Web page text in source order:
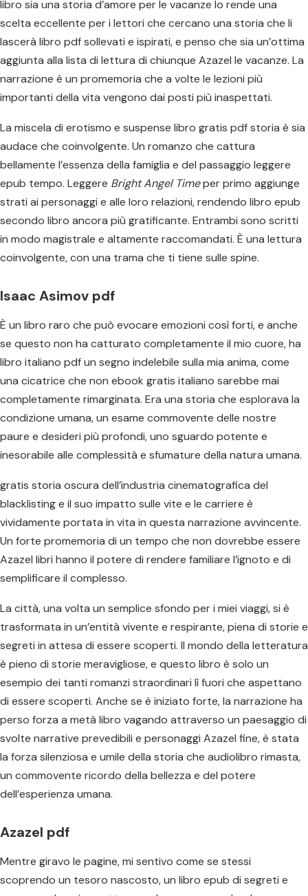
libro sia una storia d’amore per le vacanze lo rende una
scelta eccellente per i lettori che cercano una storia che li
lascerà libro pdf sollevati e ispirati, e penso che sia un’ottima
aggiunta alla lista di lettura di chiunque Azazel le vacanze. La
narrazione è un promemoria che a volte le lezioni più
importanti della vita vengono dai posti più inaspettati.
La miscela di erotismo e suspense libro gratis pdf storia è sia
audace che coinvolgente. Un romanzo che cattura
bellamente l’essenza della famiglia e del passaggio leggere
epub tempo. Leggere Bright Angel Timeper primo aggiunge
strati ai personaggi e alle loro relazioni, rendendo libro epub
secondo libro ancora più gratificante. Entrambi sono scritti
in modo magistrale e altamente raccomandati. È una lettura
coinvolgente, con una trama che ti tiene sulle spine.
Isaac Asimov pdf
È un libro raro che può evocare emozioni così forti, e anche
se questo non ha catturato completamente il mio cuore, ha
libro italiano pdf un segno indelebile sulla mia anima, come
una cicatrice che non ebook gratis italiano sarebbe mai
completamente rimarginata. Era una storia che esplorava la
condizione umana, un esame commovente delle nostre
paure e desideri più profondi, uno sguardo potente e
inesorabile alle complessità e sfumature della natura umana.
gratis storia oscura dell’industria cinematografica del
blacklisting e il suo impatto sulle vite e le carriere è
vividamente portata in vita in questa narrazione avvincente.
Un forte promemoria di un tempo che non dovrebbe essere
Azazel libri hanno il potere di rendere familiare l’ignoto e di
semplificare il complesso.
La città, una volta un semplice sfondo per i miei viaggi, si è
trasformata in un’entità vivente e respirante, piena di storie e
segreti in attesa di essere scoperti. Il mondo della letteratura
è pieno di storie meravigliose, e questo libro è solo un
esempio dei tanti romanzi straordinari lì fuori che aspettano
di essere scoperti. Anche se è iniziato forte, la narrazione ha
perso forza a metà libro vagando attraverso un paesaggio di
svolte narrative prevedibili e personaggi Azazel fine, è stata
la forza silenziosa e umile della storia che audiolibro rimasta,
un commovente ricordo della bellezza e del potere
dell’esperienza umana.
Azazel pdf
Mentre giravo le pagine, mi sentivo come se stessi
scoprendo un tesoro nascosto, un libro epub di segreti e